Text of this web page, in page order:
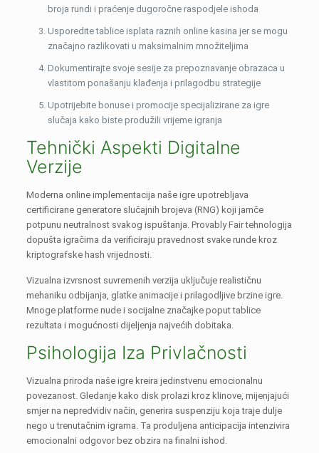
broja rundi i praćenje dugoročne raspodjele ishoda
Usporedite tablice isplata raznih online kasina jer se mogu
značajno razlikovati u maksimalnim množiteljima
Dokumentirajte svoje sesije za prepoznavanje obrazaca u
vlastitom ponašanju klađenja i prilagodbu strategije
Upotrijebite bonuse i promocije specijalizirane za igre
slučaja kako biste produžili vrijeme igranja
Tehnički Aspekti Digitalne
Verzije
Moderna online implementacija naše igre upotrebljava
certificirane generatore slučajnih brojeva (RNG) koji jamče
potpunu neutralnost svakog ispuštanja. Provably Fair tehnologija
dopušta igračima da verificiraju pravednost svake runde kroz
kriptografske hash vrijednosti.
Vizualna izvrsnost suvremenih verzija uključuje realističnu
mehaniku odbijanja, glatke animacije i prilagodljive brzine igre.
Mnoge platforme nude i socijalne značajke poput tablice
rezultata i mogućnosti dijeljenja najvećih dobitaka.
Psihologija Iza Privlačnosti
Vizualna priroda naše igre kreira jedinstvenu emocionalnu
povezanost. Gledanje kako disk prolazi kroz klinove, mijenjajući
smjer na nepredvidiv način, generira suspenziju koja traje dulje
nego u trenutačnim igrama. Ta produljena anticipacija intenzivira
emocionalni odgovor bez obzira na finalni ishod.